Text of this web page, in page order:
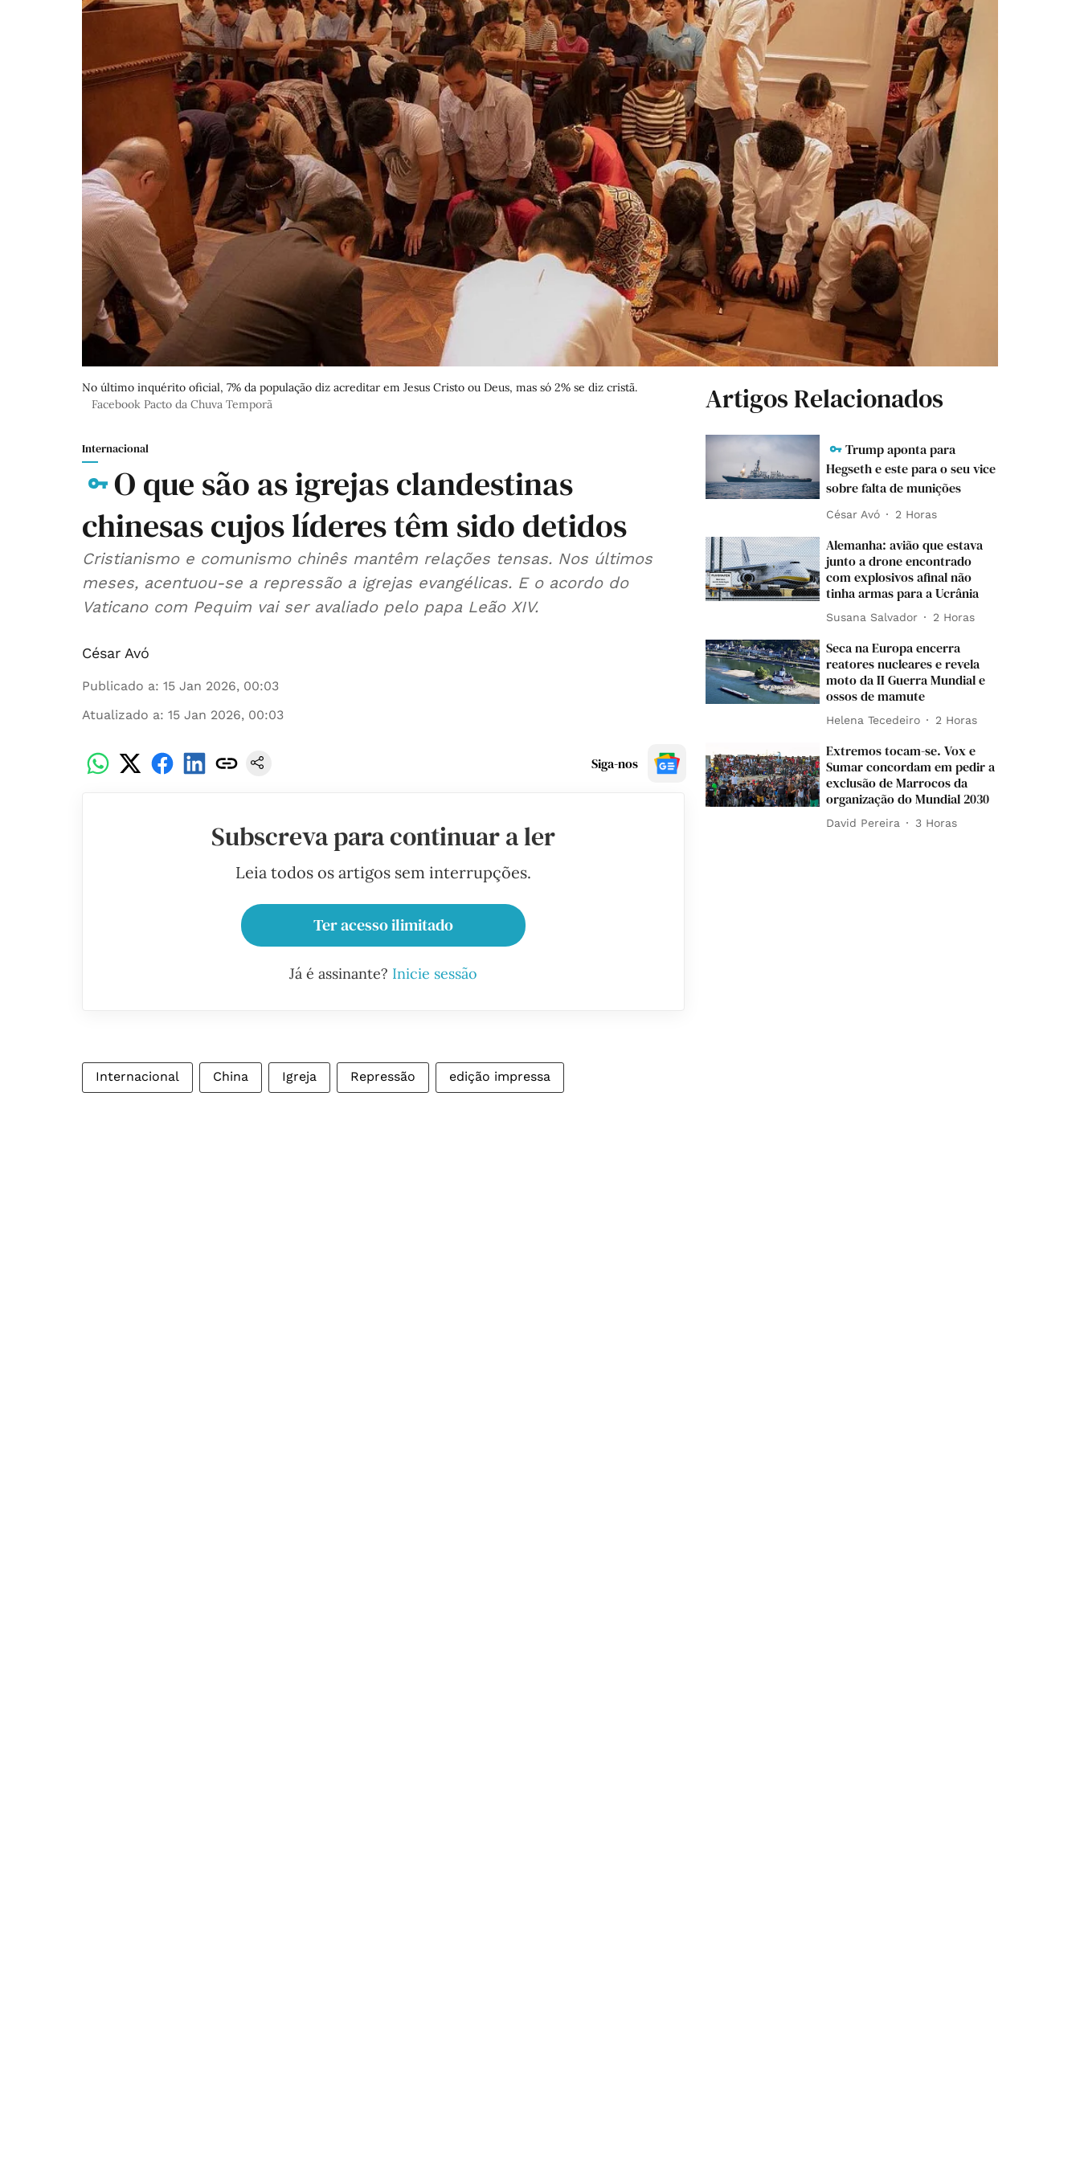
No último inquérito oficial, 7% da população diz acreditar em Jesus Cristo ou Deus, mas só 2% se diz cristã.
Facebook Pacto da Chuva Temporã
Internacional
O que são as igrejas clandestinas
chinesas cujos líderes têm sido detidos
Cristianismo e comunismo chinês mantêm relações tensas. Nos últimos
meses, acentuou-se a repressão a igrejas evangélicas. E o acordo do
Vaticano com Pequim vai ser avaliado pelo papa Leão XIV.
César Avó
Publicado a: 15 Jan 2026, 00:03
Atualizado a: 15 Jan 2026, 00:03
Siga-nos
Subscreva para continuar a ler
Leia todos os artigos sem interrupções.
Ter acesso ilimitado
Já é assinante? Inicie sessão
Internacional China Igreja Repressão edição impressa
Artigos Relacionados
Trump aponta para
Hegseth e este para o seu vice
sobre falta de munições
César Avó 2 Horas
Alemanha: avião que estava
junto a drone encontrado
com explosivos afinal não
tinha armas para a Ucrânia
Susana Salvador 2 Horas
Seca na Europa encerra
reatores nucleares e revela
moto da II Guerra Mundial e
ossos de mamute
Helena Tecedeiro 2 Horas
Extremos tocam-se. Vox e
Sumar concordam em pedir a
exclusão de Marrocos da
organização do Mundial 2030
David Pereira 3 Horas